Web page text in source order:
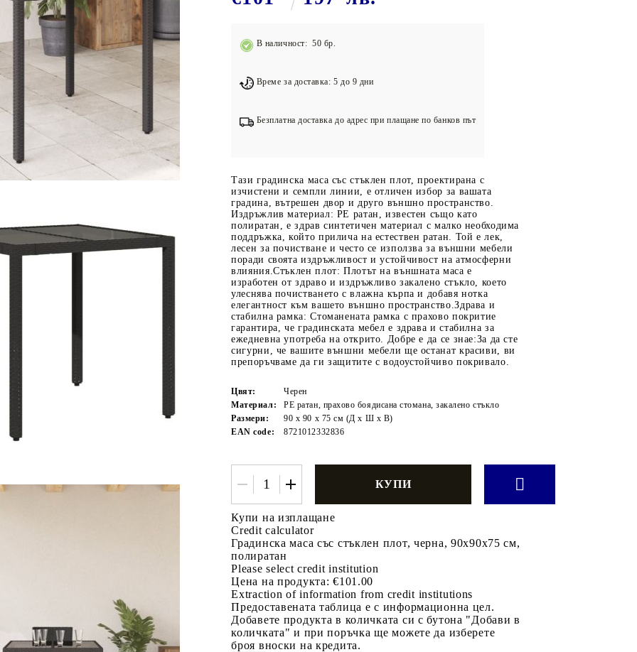
Подложки за фитнес уреди
Лостове за набиране
Силови кули
Йога и пилатес
В наличност: 50 бр.
Време за доставка: 5 до 9 дни
Безплатна доставка до адрес при плащане по банков път
Тази градинска маса със стъклен плот, проектирана с
изчистени и семпли линии, е отличен избор за вашата
градина, вътрешен двор и друго външно пространство.
Издръжлив материал: PE ратан, известен също като
полиратан, е здрав синтетичен материал с малко необходима
поддръжка, който прилича на естествен ратан. Той е лек,
лесен за почистване и често се използва за външни мебели
поради своята издръжливост и устойчивост на атмосферни
влияния.Стъклен плот: Плотът на външната маса е
изработен от здраво и издръжливо закалено стъкло, което
улеснява почистването с влажна кърпа и добавя нотка
елегантност към вашето външно пространство.Здрава и
стабилна рамка: Стоманената рамка с прахово покритие
гарантира, че градинската мебел е здрава и стабилна за
ежедневна употреба на открито. Добре е да се знае:За да сте
сигурни, че вашите външни мебели ще останат красиви, ви
препоръчваме да ги защитите с водоустойчиво покривало.
Цвят:
Черен
Материал:
PE ратан, прахово боядисана стомана, закалено стъкло
Размери:
90 x 90 x 75 см (Д x Ш x В)
EAN code:
8721012332836
Купи на изплащане
Credit calculator
Градинска маса със стъклен плот, черна, 90x90x75 см,
полиратан
Please select credit institution
Цена на продукта: €101.00
Extraction of information from credit institutions
Предоставената таблица е с информационна цел.
Добавете продукта в количката си с бутона "Добави в
количката" и при поръчка ще можете да изберете
броя вноски на кредита.